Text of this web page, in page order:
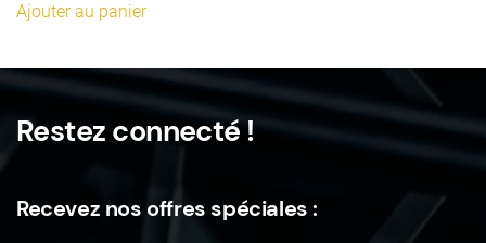
Ajouter au panier
Restez connecté !
Recevez nos offres spéciales :